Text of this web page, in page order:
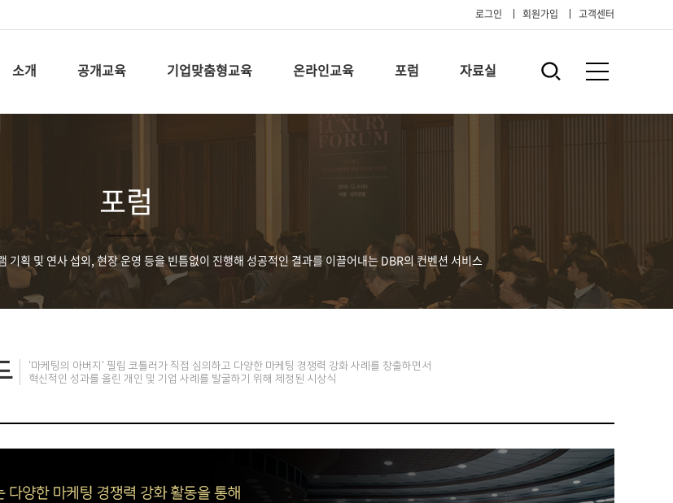
로그인 회원가입 고객센터
소개 공개교육 기업맞춤형교육 온라인교육 포럼 자료실
포럼
기획 및 연사 섭외, 현장 운영 등을 빈틈없이 진행해 성공적인 결과를 이끌어내는 DBR의 컨벤션 서비스
'마케팅의 아버지' 필립 코틀러가 직접 심의하고 다양한 마케팅 경쟁력 강화 사례를 창출하면서
혁신적인 성과를 올린 개인 및 기업 사례를 발굴하기 위해 제정된 시상식